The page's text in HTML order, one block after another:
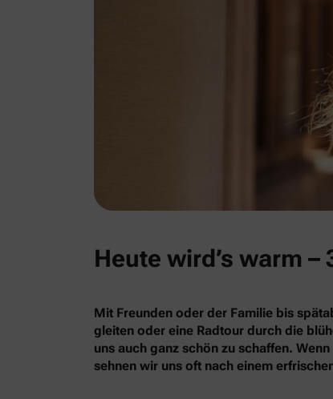
Heute wird’s warm
Mit Freunden oder der Familie bis
gleiten oder eine Radtour durch die
uns auch ganz schön zu schaffen.
sehnen wir uns oft nach einem